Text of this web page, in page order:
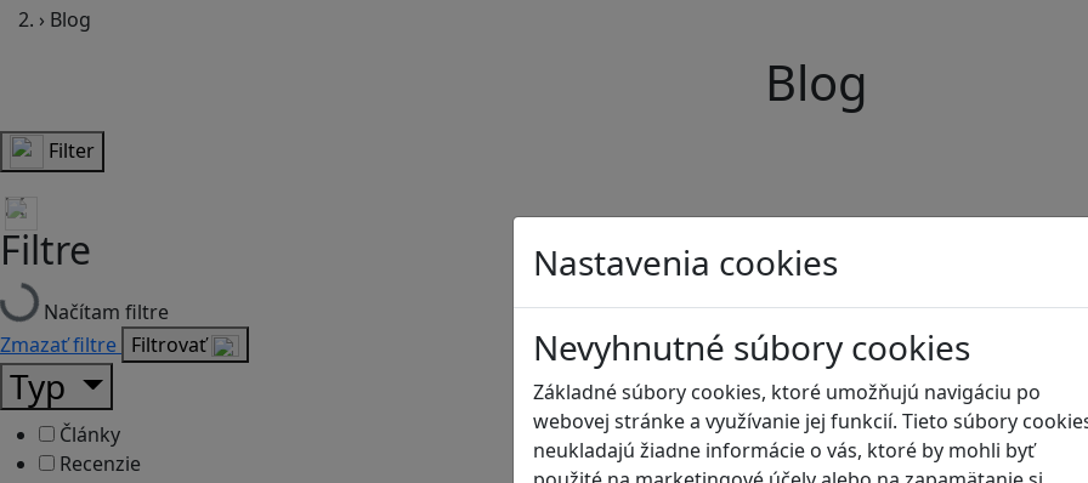
Nastavenia cookies
Nevyhnutné súbory cookies
Základné súbory cookies, ktoré umožňujú navigáciu po
webovej stránke a využívanie jej funkcií. Tieto súbory
neukladajú žiadne informácie o vás, ktoré by mohli byť
› Blog
Blog
Filter
Filtre
Načítam filtre
Zmazať filtre Filtrovať
Typ
Články
Recenzie